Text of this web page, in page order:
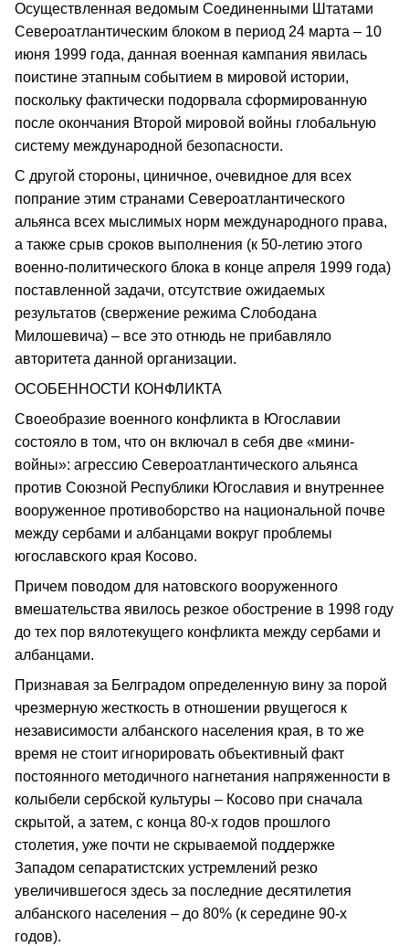
Осуществленная ведомым Соединенными Штатами
Североатлантическим блоком в период 24 марта – 10
июня 1999 года, данная военная кампания явилась
поистине этапным событием в мировой истории,
поскольку фактически подорвала сформированную
после окончания Второй мировой войны глобальную
систему международной безопасности.
С другой стороны, циничное, очевидное для всех
попрание этим странами Североатлантического
альянса всех мыслимых норм международного права,
а также срыв сроков выполнения (к 50-летию этого
военно-политического блока в конце апреля 1999 года)
поставленной задачи, отсутствие ожидаемых
результатов (свержение режима Слободана
Милошевича) – все это отнюдь не прибавляло
авторитета данной организации.
ОСОБЕННОСТИ КОНФЛИКТА
Своеобразие военного конфликта в Югославии
состояло в том, что он включал в себя две «мини-
войны»: агрессию Североатлантического альянса
против Союзной Республики Югославия и внутреннее
вооруженное противоборство на национальной почве
между сербами и албанцами вокруг проблемы
югославского края Косово.
Причем поводом для натовского вооруженного
вмешательства явилось резкое обострение в 1998 году
до тех пор вялотекущего конфликта между сербами и
албанцами.
Признавая за Белградом определенную вину за порой
чрезмерную жесткость в отношении рвущегося к
независимости албанского населения края, в то же
время не стоит игнорировать объективный факт
постоянного методичного нагнетания напряженности в
колыбели сербской культуры – Косово при сначала
скрытой, а затем, с конца 80-х годов прошлого
столетия, уже почти не скрываемой поддержке
Западом сепаратистских устремлений резко
увеличившегося здесь за последние десятилетия
албанского населения – до 80% (к середине 90-х
годов).